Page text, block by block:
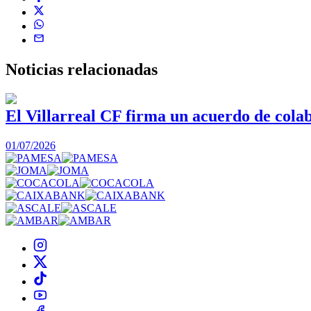
Noticias relacionadas
El Villarreal CF firma un acuerdo de
01/07/2026